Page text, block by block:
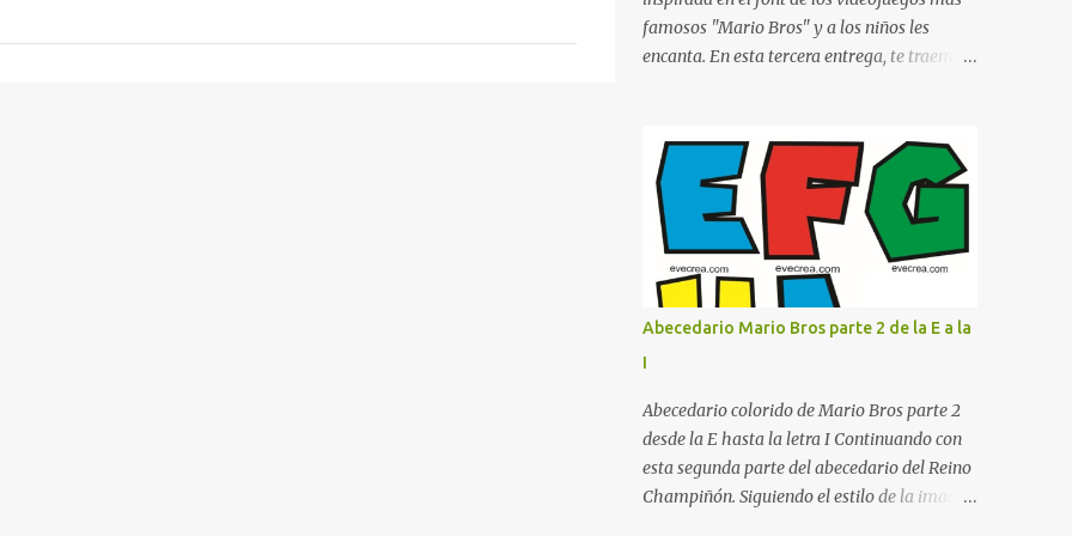
proyecte una imagen más organizada y
profesional. ¿Por qué son importantes los
vez, encontrar la biblioteca, la dirección o un
aula específica puede resultar c...
famosos "Mario Bros" y a los niños les
encanta. En esta tercera entrega, te traemos
que hemos incluido la letra Ñ , esencial para
todos nuestros proyectos en español. Bloque
de letras fuente Mario Bros desde la J hasta
la Q ¿Qué incluye este bloque de letras? En
esta sección de evecrea.com , encontrarás
imágenes individuales en alta resolución de
las siguientes letras: Letras vibrantes : La J y
la M en el clásico rojo de la gorra de Mario.
Tonos azules : La K y la Ñ , que destacan por
su diseño limpio y audaz. Colores
secundarios : La L y la Q en amarillo
brillante, junto con la N y la P en un verde
inspirado en los niveles de los juegos.
Abecedario Mario Bros parte 2 de la E a la
I
Abecedario colorido de Mario Bros parte 2
desde la E hasta la letra I Continuando con
esta segunda parte del abecedario del Reino
Champiñón. Siguiendo el estilo de la imagen